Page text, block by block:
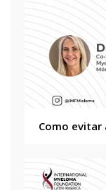
Como evitar